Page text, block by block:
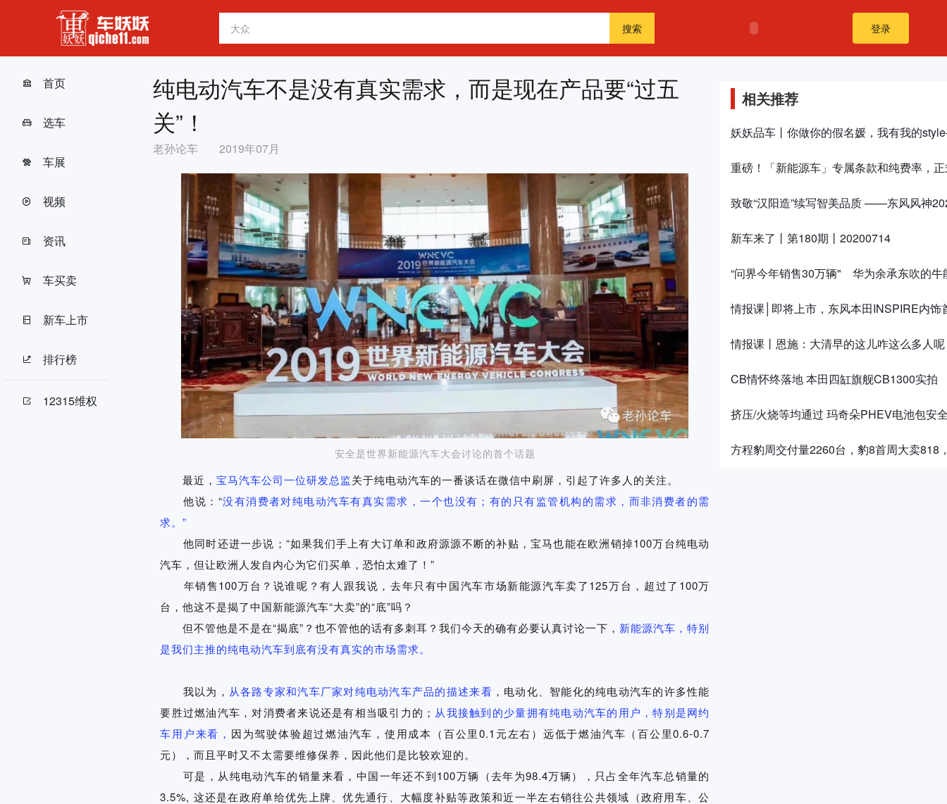
搜索 登录
首页
选车
车展
视频
资讯
车买卖
新车上市
排行榜
12315维权
纯电动汽车不是没有真实需求，而是现在产品要“过五
关”！
老孙论车 2019年07月
安全是世界新能源汽车大会讨论的首个话题
最近，宝马汽车公司一位研发总监关于纯电动汽车的一番谈话在微信中刷屏，引起了许多人的关注。
他说：“没有消费者对纯电动汽车有真实需求，一个也没有；有的只有监管机构的需求，而非消费者的需
求。”
他同时还进一步说；“如果我们手上有大订单和政府源源不断的补贴，宝马也能在欧洲销掉100万台纯电动
汽车，但让欧洲人发自内心为它们买单，恐怕太难了！”
年销售100万台？说谁呢？有人跟我说，去年只有中国汽车市场新能源汽车卖了125万台，超过了100万
台，他这不是揭了中国新能源汽车“大卖”的“底”吗？
但不管他是不是在“揭底”？也不管他的话有多刺耳？我们今天的确有必要认真讨论一下， 新能源汽车，特别
是我们主推的纯电动汽车到底有没有真实的市场需求。
我以为， 从各路专家和汽车厂家对纯电动汽车产品的描述来看 ，电动化、智能化的纯电动汽车的许多性能
要胜过燃油汽车，对消费者来说还是有相当吸引力的； 从我接触到的少量拥有纯电动汽车的用户，特别是网约
车用户来看， 因为驾驶体验超过燃油汽车，使用成本（百公里0.1元左右）远低于燃油汽车（百公里0.6-0.7
元），而且平时又不太需要维修保养，因此他们是比较欢迎的。
可是，从纯电动汽车的销量来看，中国一年还不到100万辆（去年为98.4万辆），只占全年汽车总销量的
3.5%, 这还是在政府单给优先上牌、优先通行、大幅度补贴等政策和近一半左右销往公共领域（政府用车、公
相关推荐
妖妖品车丨你做你的假名媛，我有我的
重磅！「新能源车」专属条款和纯费率，
致敬“汉阳造”续写智美品质 ——东风风神
新车来了丨第180期丨20200714
“问界今年销售30万辆" 华为余承东吹的牛
情报课│即将上市，东风本田INSPIRE内饰
情报课丨恩施：大清早的这儿咋这么多人
CB情怀终落地 本田四缸旗舰CB1300实拍
挤压/火烧等均通过 玛奇朵PHEV电池包安
方程豹周交付量2260台，豹8首周大卖818